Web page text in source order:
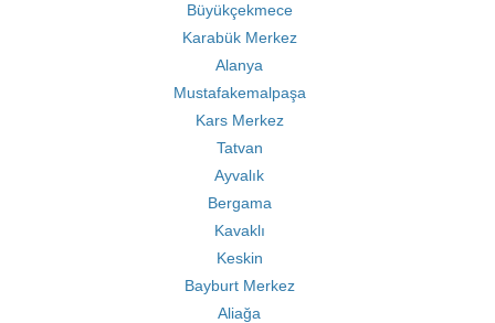
Büyükçekmece
Karabük Merkez
Alanya
Mustafakemalpaşa
Kars Merkez
Tatvan
Ayvalık
Bergama
Kavaklı
Keskin
Bayburt Merkez
Aliağa